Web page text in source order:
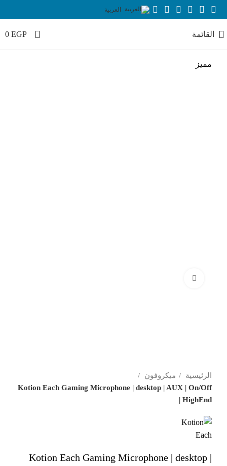
العربية
القائمة 0
0 EGP
مميز
الرئيسية
ميكروفون
Kotion Each Gaming Microphone | desktop | AUX | On/Off
| HighEnd
Kotion Each Gaming Microphone | desktop |